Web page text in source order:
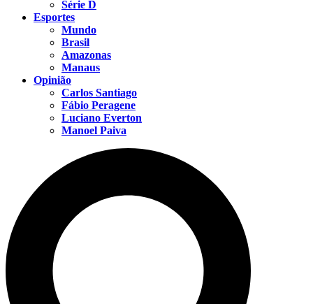
Série D
Esportes
Mundo
Brasil
Amazonas
Manaus
Opinião
Carlos Santiago
Fábio Peragene
Luciano Everton
Manoel Paiva